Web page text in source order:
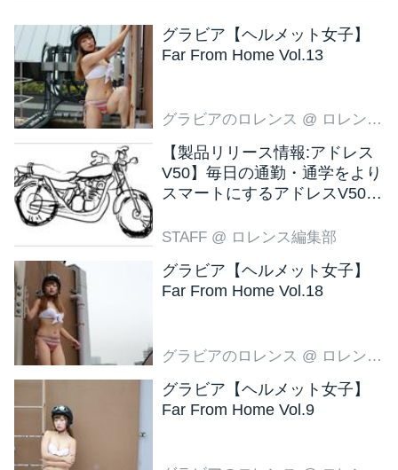
グラビア【ヘルメット女子】
Far From Home Vol.13
グラビアのロレンス @ ロレンス編集部
【製品リリース情報:アドレス
V50】毎日の通勤・通学をより
スマートにするアドレスV50
STAFF @ ロレンス編集部
グラビア【ヘルメット女子】
Far From Home Vol.18
グラビアのロレンス @ ロレンス編集部
グラビア【ヘルメット女子】
Far From Home Vol.9